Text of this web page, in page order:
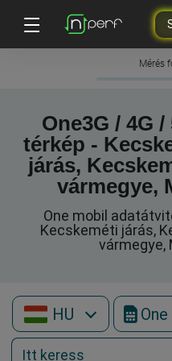
Mérés
One3G / 4G
térkép -
járás,
vármegye,
One mobil
Kecskeméti járás,
vármegye,
HU One